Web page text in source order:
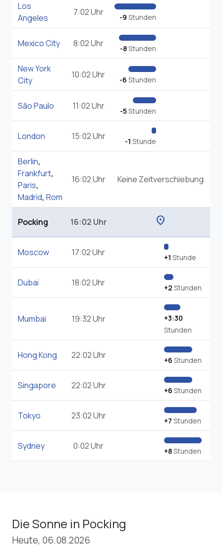
Los
Angeles
7:02 Uhr -9 Stunden
Mexico City 8:02 Uhr -8Stunden
New York
City
10:02 Uhr -6 Stunden
São Paulo 11:02 Uhr -5Stunden
London 15:02 Uhr -1 Stunde
Berlin,
Frankfurt,
Paris,
Madrid, Rom
16:02 Uhr Keine Zeitverschiebung
Pocking 16:02 Uhr location_on
Moscow 17:02 Uhr +1 Stunde
Dubai 18:02 Uhr +2 Stunden
Mumbai 19:32 Uhr
+3:30
Stunden
Hong Kong 22:02 Uhr +6 Stunden
Singapore 22:02 Uhr +6 Stunden
Tokyo 23:02 Uhr +7 Stunden
Sydney 0:02 Uhr +8Stunden
Die Sonne in Pocking
Heute, 06.08.2026